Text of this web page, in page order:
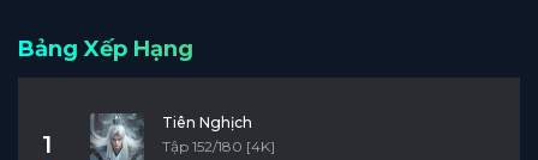
Bảng Xếp Hạng
1
Tiên Nghịch
Tập 152/180 [4K]